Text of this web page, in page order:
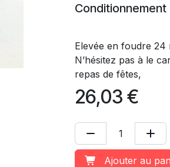
Conditionnement
Elevée en foudre
N’hésitez pas à le
repas de fêtes,
26,03 €
Ajouter au